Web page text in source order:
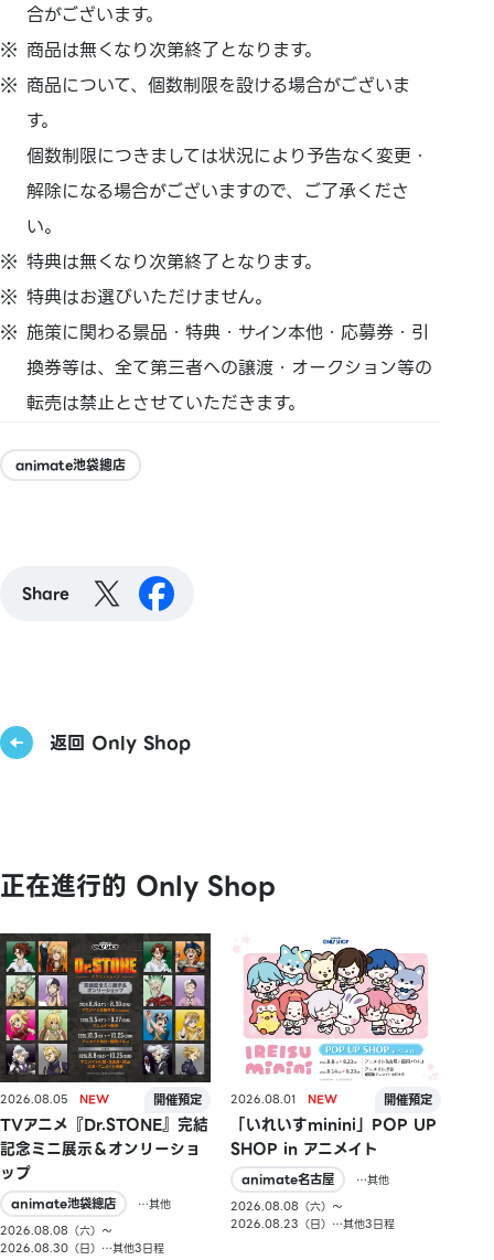
合がございます。
商品は無くなり次第終了となります。
商品について、個数制限を設ける場合がございま
す。
個数制限につきましては状況により予告なく変更・
解除になる場合がございますので、ご了承くださ
い。
特典は無くなり次第終了となります。
特典はお選びいただけません。
施策に関わる景品・特典・サイン本他・応募券・引
換券等は、全て第三者への譲渡・ オークション等の
転売は禁止とさせていただきます。
animate池袋總店
Share
返回 Only Shop
正在進行的 Only Shop
2026.08.05
TVアニメ『Dr.STONE』完結
記念ミニ展示＆オンリーショ
ップ
animate池袋總店
…其他
2026.08.08（六）〜
2026.08.30（日）…其他3日程
2026.08.01
「いれいすminini」POP UP
SHOP in アニメイト
animate名古屋
…其他
2026.08.08（六）〜
2026.08.23（日）…其他3日程